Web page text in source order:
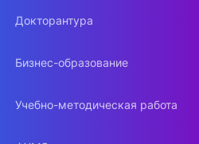
Докторантура
Бизнес-образование
Учебно-методическая работа